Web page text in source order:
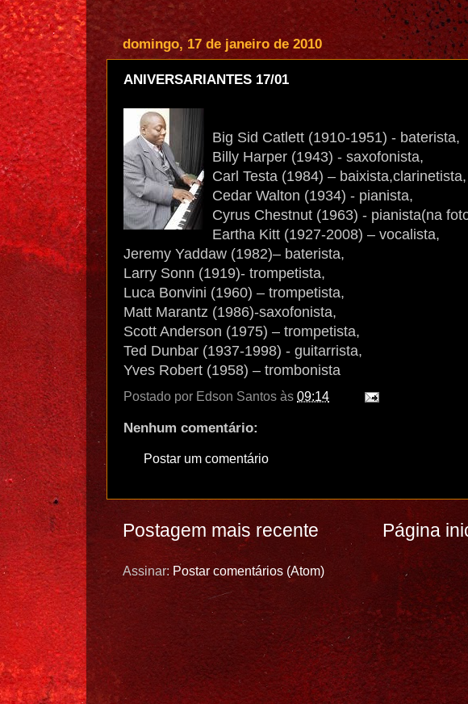
domingo, 17 de janeiro de 2010
ANIVERSARIANTES 17/01
Big Sid Catlett (1910-1951) - baterista,
Billy Harper (1943) - saxofonista,
Carl Testa (1984) – baixista,clarinetista,
Cedar Walton (1934) - pianista,
Cyrus Chestnut (1963) - pianista(na
Eartha Kitt (1927-2008) – vocalista,
Jeremy Yaddaw (1982)– baterista,
Larry Sonn (1919)- trompetista,
Luca Bonvini (1960) – trompetista,
Matt Marantz (1986)-saxofonista,
Scott Anderson (1975) – trompetista,
Ted Dunbar (1937-1998) - guitarrista,
Yves Robert (1958) – trombonista
Postado por Edson Santos às 09:14
Nenhum comentário:
Postar um comentário
Postagem mais recente Página
Assinar: Postar comentários (Atom)